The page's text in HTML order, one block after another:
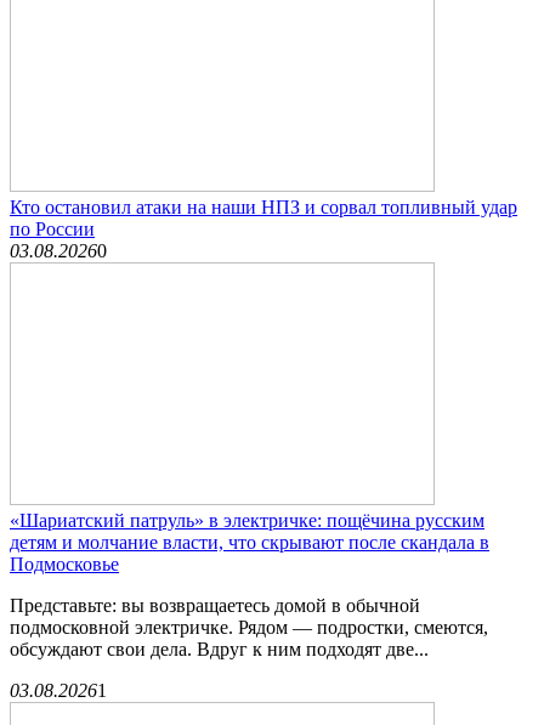
Кто остановил атаки на наши НПЗ и сорвал топливный удар
по России
03.08.20260
«Шариатский патруль» в электричке: пощёчина русским
детям и молчание власти, что скрывают после скандала в
Подмосковье
Представьте: вы возвращаетесь домой в обычной
подмосковной электричке. Рядом — подростки, смеются,
обсуждают свои дела. Вдруг к ним подходят две...
03.08.20261